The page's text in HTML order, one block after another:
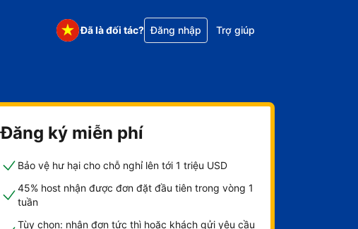
Đã là đối tác? Đăng nhập Trợ giúp
Đăng ký miễn phí
Bảo vệ hư hại cho chỗ nghỉ lên tới 1 triệu USD
45% host nhận được đơn đặt đầu tiên trong vòng 1
tuần
Tùy chọn: nhận đơn tức thì hoặc khách gửi yêu cầu